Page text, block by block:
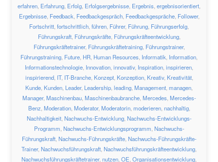
erfahren Erfahrung Erfolg Erfolgsergebnisse Ergebnis ergebnisorientiert
Ergebnisse, Feedback Feedbackgespräch, Feedbackgespräche, Follower,
Fortschritt fortschrittlich führen Führer, Führung Führungserfolg
Führungskraft, Führungskräfte, Führungskräfteentwicklung,
Führungskräftetrainer, Führungskräftetraining, Führungstrainer,
Führungstraining Future HR Human Resources Informatik Information
Informationstechnologie Innovation innovativ, Inspiration inspirieren
inspirierend, IT, IT-Branche, Konzept, Konzeption, Kreativ, Kreativität,
Kunde Kunden Leader, Leadership leading Management managen
Manager, Maschinenbau, Maschinenbaubranche, Mercedes, Mercedes-
Benz Moderation, Moderator, Moderatorin, moderieren, nachhaltig,
Nachhaltigkeit, Nachwuchs-Entwicklung, Nachwuchs-Entwicklungs-
Programm Nachwuchs-Entwicklungsprogramm Nachwuchs-
Führungskraft, Nachwuchs-Führungskräfte, Nachwuchs-Führungskräfte-
Trainer, Nachwuchsführungskraft Nachwuchsführungskräfteentwicklung
Nachwuchsführungskräftetrainer, nutzen OE Organisationsentwicklung